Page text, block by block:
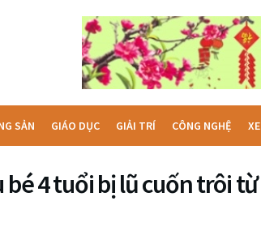
SẢN GIÁO DỤC GIẢI TRÍ CÔNG NGHỆ XE
4 tuổi bị lũ cuốn trôi từ